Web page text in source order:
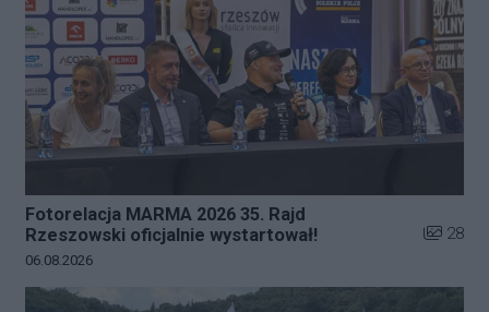
Fotorelacja MARMA 2026 35. Rajd
Rzeszowski oficjalnie wystartował!
Liczba
28
Data dodania galerii:
06.08.2026